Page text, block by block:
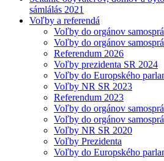
sámlálás 2021
Voľby a referendá
Voľby do orgánov
Voľby do orgánov
Referendum 2026
Voľby prezidenta SR 2024
Voľby do Europského
Voľby NR SR 2023
Referendum 2023
Voľby do orgánov
Voľby do orgánov
Voľby NR SR 2020
Voľby Prezidenta
Voľby do Europského